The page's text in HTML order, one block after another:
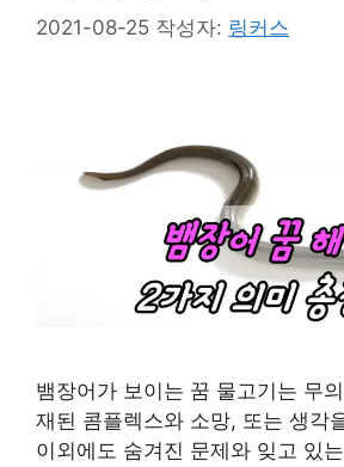
2021-08-25 작성자: 링커스
뱀장어가 보이는 꿈 물고기는 무
재된 콤플렉스와 소망, 또는 생각
이외에도 숨겨진 문제와 잊고 있